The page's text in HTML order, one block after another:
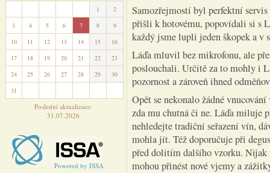
1
2
3
4 5 6 7 8
9
10
11 12 13 14 15
16
17
18 19 20 21 22
23
24
25 26 27 28 29
30
31
Poslední aktualizace:
31.07.2026
Powered by ISSA
Samozřejmostí byl perfektní
přišli k hotovému, popovídali si s
každý jsme lupli jeden škopek a v
Láďa mluvil bez mikrofonu, ale
poslouchali. Určitě za to mohly i
pozornost a zároveň ihned
Opět se nekonalo žádné
zda mu chutná či ne. Láďa miluje
nehledejte tradiční seřazení vín,
mohla jít. Též doporučuje při
před dolitím dalšího vzorku.
mohou přinést nové vjemy a